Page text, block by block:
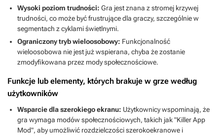
Wysoki poziom trudności: Gra jest znana z stromej krzywej
trudności, co może być frustrujące dla graczy, szczególnie w
segmentach z cyklami świetlnymi.
Ograniczony tryb wieloosobowy: Funkcjonalność
wieloosobowa nie jest już wspierana, chyba że zostanie
zmodyfikowana przez mody społecznościowe.
Funkcje lub elementy, których brakuje w grze według
użytkowników
Wsparcie dla szerokiego ekranu: Użytkownicy wspominają, że
gra wymaga modów społecznościowych, takich jak "Killer App
Mod", aby umożliwić rozdzielczości szerokoekranowe i